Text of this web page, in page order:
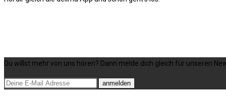
Du willst mehr von uns hören? Dann melde dich gleich für unseren